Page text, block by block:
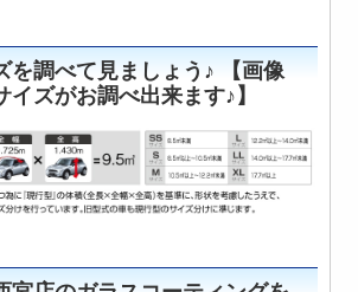
を調べて見ましょう♪ 【画像
イズがお調べ出来ます♪】